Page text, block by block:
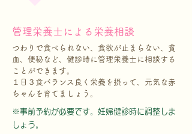
管理栄養士による栄養相談
つわりで食べられない、食欲が止まらない、貧
血、便秘など、健診時に管理栄養士に相談する
ことができます。
１日３食バランス良く栄養を摂って、元気な赤
ちゃんを育てましょう。
※事前予約が必要です。妊婦健診時に調整しま
しょう。